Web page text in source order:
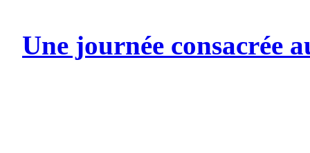
Une journée consacrée